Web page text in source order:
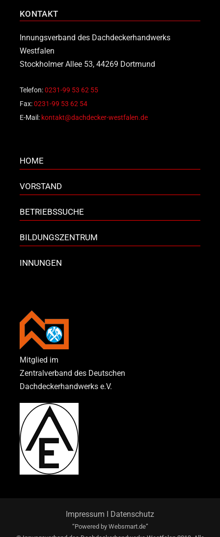
KONTAKT
Innungsverband des Dachdeckerhandwerks
Westfalen
Stockholmer Allee 53, 44269 Dortmund
Telefon:0231-99 53 62 55
Fax:0231-99 53 62 54
E-Mail: kontakt@dachdecker-westfalen.de
HOME
VORSTAND
BETRIEBSSUCHE
BILDUNGSZENTRUM
INNUNGEN
Mitglied im
Zentralverband des Deutschen
Dachdeckerhandwerks e.V.
Impressum I Datenschutz
“Powered by Websmart.de”